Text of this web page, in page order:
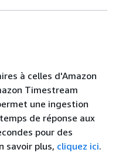
à celles d'Amazon
Timestream
une ingestion
de réponse aux
pour des
savoir plus, cliquez ici.